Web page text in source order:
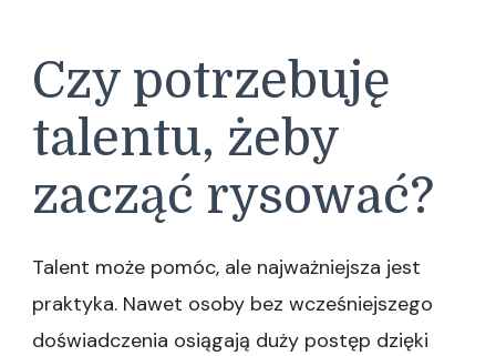
Czy potrzebuję
talentu, żeby
zacząć rysować?
Talent może pomóc, ale najważniejsza jest
praktyka. Nawet osoby bez wcześniejszego
doświadczenia osiągają duży postęp dzięki